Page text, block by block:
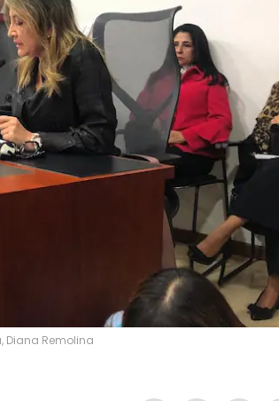
Diana Remolina